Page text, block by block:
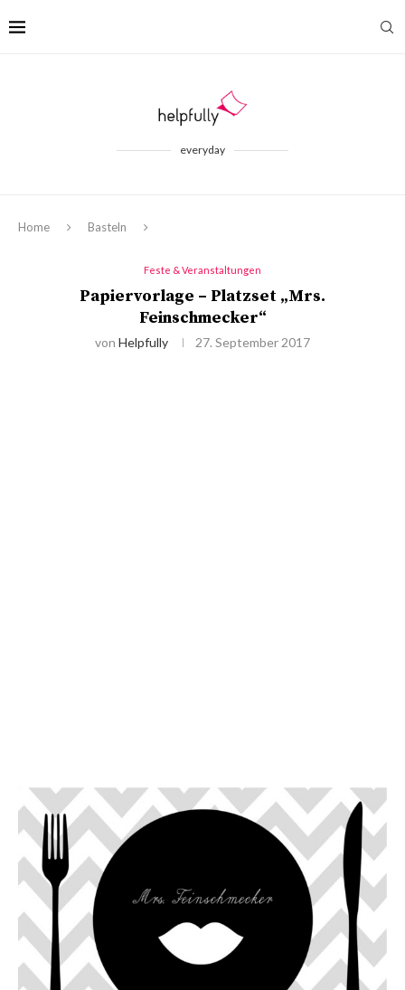
everyday
Home Basteln
Feste & Veranstaltungen
Papiervorlage – Platzset „Mrs.
Feinschmecker“
von Helpfully 27. September 2017